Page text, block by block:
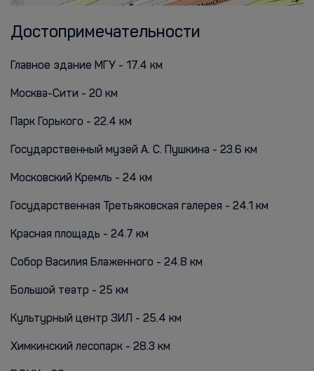
Достопримечательности
Главное здание МГУ - 17.4 км
Москва-Сити - 20 км
Парк Горького - 22.4 км
Государственный музей А. С. Пушкина - 23.6 км
Московский Кремль - 24 км
Государственная Третьяковская галерея - 24.1 км
Красная площадь - 24.7 км
Собор Василия Блаженного - 24.8 км
Большой театр - 25 км
Культурный центр ЗИЛ - 25.4 км
Химкинский лесопарк - 28.3 км